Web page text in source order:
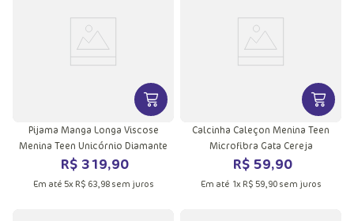
VER MAIS INFORMAÇÕES DO
Pijama Manga Longa Viscose
Menina Teen Unicórnio Diamante
R$ 319,90
Em até 5x R$ 63,98sem juros
VER
Calcinha Caleçon Menina Teen
Microfibra Gata Cereja
R$ 59,90
Em até 1x R$ 59,90sem juros